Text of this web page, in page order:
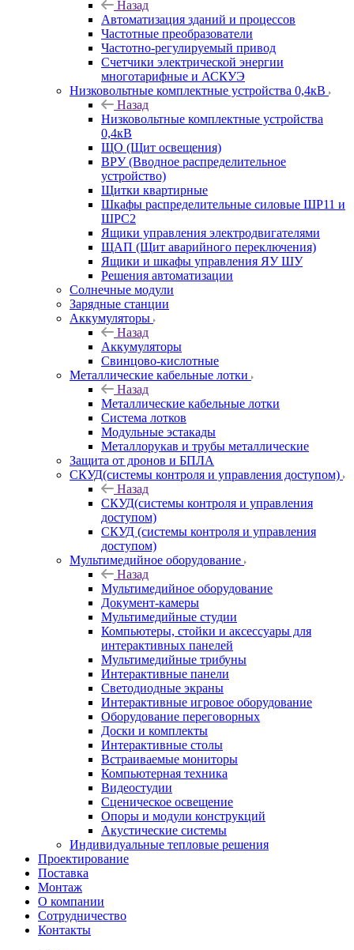
Назад
Автоматизация зданий и процессов
Частотные преобразователи
Частотно-регулируемый привод
Счетчики электрической энергии
многотарифные и АСКУЭ
Низковольтные комплектные устройства 0,4кВ
Назад
Низковольтные комплектные устройства
0,4кВ
ЩО (Щит освещения)
ВРУ (Вводное распределительное
устройство)
Щитки квартирные
Шкафы распределительные силовые ШР11 и
ШРС2
Ящики управления электродвигателями
ЩАП (Щит аварийного переключения)
Ящики и шкафы управления ЯУ ШУ
Решения автоматизации
Солнечные модули
Зарядные станции
Аккумуляторы
Назад
Аккумуляторы
Свинцово-кислотные
Металлические кабельные лотки
Назад
Металлические кабельные лотки
Система лотков
Модульные эстакады
Металлорукав и трубы металлические
Защита от дронов и БПЛА
СКУД(системы контроля и управления доступом)
Назад
СКУД(системы контроля и управления
доступом)
СКУД (системы контроля и управления
доступом)
Мультимедийное оборудование
Назад
Мультимедийное оборудование
Документ-камеры
Мультимедийные студии
Компьютеры, стойки и аксессуары для
интерактивных панелей
Мультимедийные трибуны
Интерактивные панели
Светодиодные экраны
Интерактивные игровое оборудование
Оборудование переговорных
Доски и комплекты
Интерактивные столы
Встраиваемые мониторы
Компьютерная техника
Видеостудии
Cценическое освещение
Опоры и модули конструкций
Акустические системы
Индивидуальные тепловые решения
Проектирование
Поставка
Монтаж
О компании
Сотрудничество
Контакты